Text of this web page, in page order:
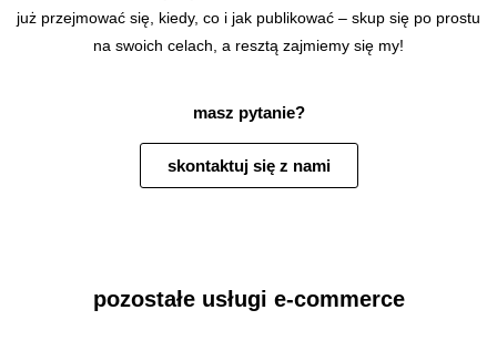
już przejmować się, kiedy, co i jak publikować – skup się po prostu
na swoich celach, a resztą zajmiemy się my!
masz pytanie?
skontaktuj się z nami
pozostałe usługi e-commerce